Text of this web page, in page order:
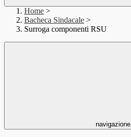
Home >
Bacheca Sindacale >
Surroga componenti RSU
navigazione